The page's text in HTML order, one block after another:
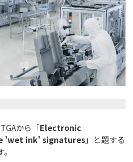
から「Electronic
'wet ink' signatures」と題する